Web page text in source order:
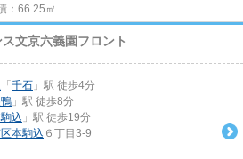
：66.25㎡
ス文京六義園フロント
「 千石 」駅 徒歩4分
」駅 徒歩8分
込 」駅 徒歩19分
本駒込 ６丁目3-9